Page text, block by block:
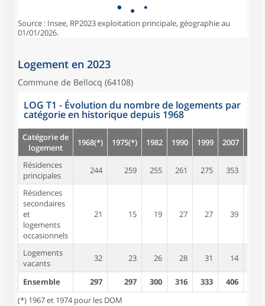
Source : Insee, RP2023 exploitation principale, géographie au
01/01/2026.
Logement en 2023
Commune de Bellocq (64108)
LOG T1 - Évolution du nombre de logements par
catégorie en historique depuis 1968
Catégorie de
logement
1968(*) 1975(*) 1982 1990 1999 2007
Résidences
principales
244 259 255 261 275 353
Résidences
secondaires
et
logements
occasionnels
21 15 19 27 27 39
Logements
vacants
32 23 26 28 31 14
Ensemble 297 297 300 316 333 406
(*) 1967 et 1974 pour les DOM